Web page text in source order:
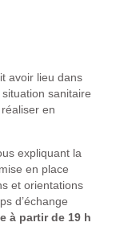
avoir lieu dans
sanitaire
en
expliquant la
en place
et orientations
d’échange
à partir de 19 h